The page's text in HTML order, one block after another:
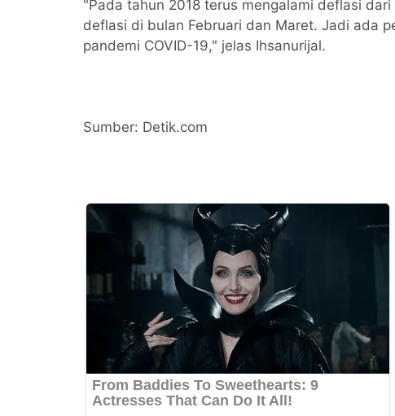
"Pada tahun 2018 terus mengalami deflasi
deflasi di bulan Februari dan Maret. Jadi ada
pandemi COVID-19," jelas Ihsanurijal.
Sumber: Detik.com